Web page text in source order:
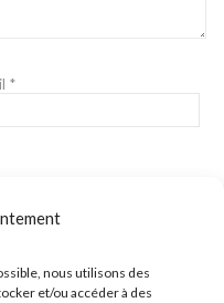
nous utilisons des
et/ou accéder à des
*